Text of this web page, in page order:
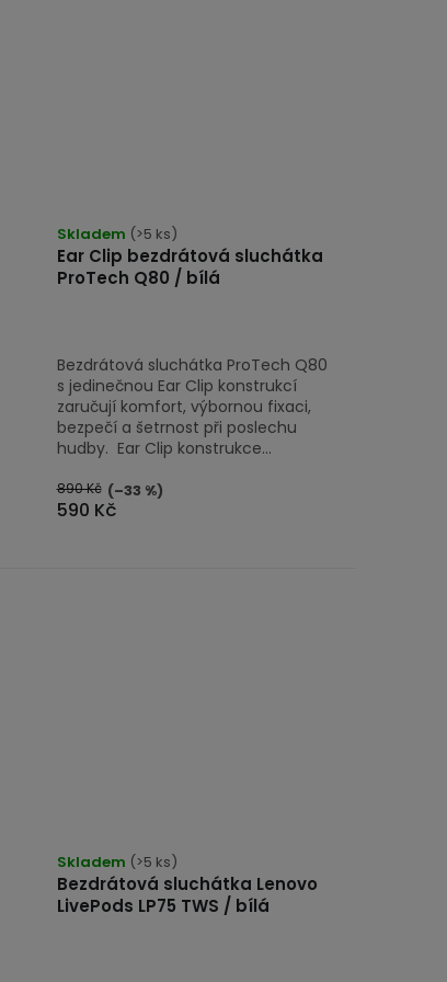
Ear Clip bezdrátová sluchátka
ProTech Q80 / bílá
Skladem (>5 ks)
590 Kč
890 Kč (–33 %)
Bezdrátová sluchátka ProTech Q80
s jedinečnou Ear Clip konstrukcí
zaručují komfort, výbornou fixaci,
bezpečí a šetrnost při poslechu
hudby. Ear Clip konstrukce...
Bezdrátová sluchátka Lenovo
LivePods LP75 TWS / bílá
Skladem (>5 ks)